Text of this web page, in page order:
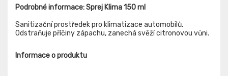
Podrobné informace: Sprej Klima 150 ml
Sanitizační prostředek pro klimatizace automobilů.
Odstraňuje příčiny zápachu, zanechá svěží citronovou vůni.
Informace o produktu